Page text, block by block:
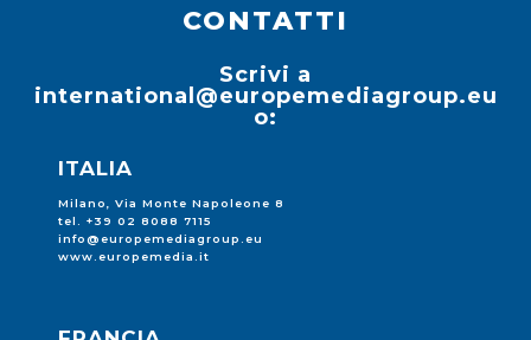
CONTATTI
Scrivi a
international@europemediagroup.eu
o:
ITALIA
Milano, Via Monte Napoleone 8
tel. +39 02 8088 7115
info@europemediagroup.eu
www.europemedia.it